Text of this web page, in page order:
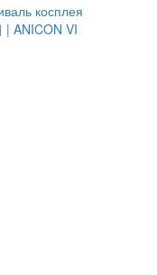
косплея
| ANICON VI